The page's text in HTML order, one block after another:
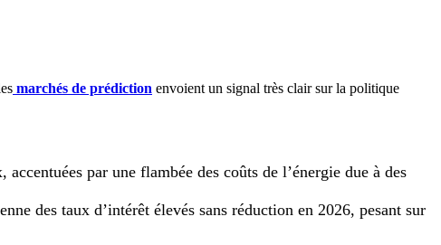
marchés de prédiction envoient un signal très clair sur la politique
par une flambée des coûts de l’énergie due à des
des taux d’intérêt élevés sans réduction en 2026, pesant sur